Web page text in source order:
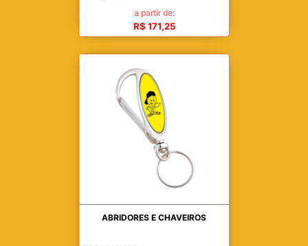
a partir de:
R$ 171,25
ABRIDORES E CHAVEIROS